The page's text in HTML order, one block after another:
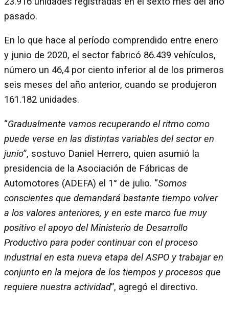
pasado.
En lo que hace al período comprendido entre enero
y junio de 2020, el sector fabricó 86.439 vehículos,
número un 46,4 por ciento inferior al de los primeros
seis meses del año anterior, cuando se produjeron
161.182 unidades.
“Gradualmente vamos recuperando el ritmo como
puede verse en las distintas variables del sector en
junio”, sostuvo Daniel Herrero, quien asumió la
presidencia de la Asociación de Fábricas de
Automotores (ADEFA) el 1° de julio. “Somos
conscientes que demandará bastante tiempo volver
a los valores anteriores, y en este marco fue muy
positivo el apoyo del Ministerio de Desarrollo
Productivo para poder continuar con el proceso
industrial en esta nueva etapa del ASPO y trabajar en
conjunto en la mejora de los tiempos y procesos que
requiere nuestra actividad”, agregó el directivo.